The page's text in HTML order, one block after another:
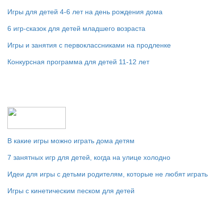
Игры для детей 4-6 лет на день рождения дома
6 игр-сказок для детей младшего возраста
Игры и занятия с первоклассниками на продленке
Конкурсная программа для детей 11-12 лет
В какие игры можно играть дома детям
7 занятных игр для детей, когда на улице холодно
Идеи для игры с детьми родителям, которые не любят играть
Игры с кинетическим песком для детей